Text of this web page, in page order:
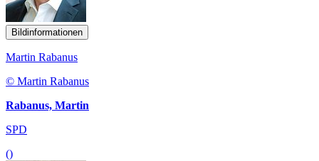
Bildinformationen
Martin Rabanus
© Martin Rabanus
Rabanus, Martin
SPD
()